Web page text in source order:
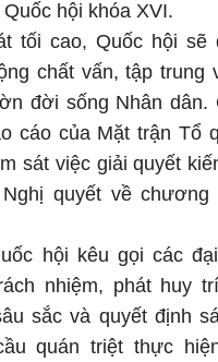
hội khóa XVI.
tối cao, Quốc hội sẽ
chất vấn, tập trung
đời sống Nhân dân.
cáo của Mặt trận Tổ
sát việc giải quyết
quyết về
hội kêu gọi các
nhiệm, phát huy
sắc và quyết định
quán triệt thực